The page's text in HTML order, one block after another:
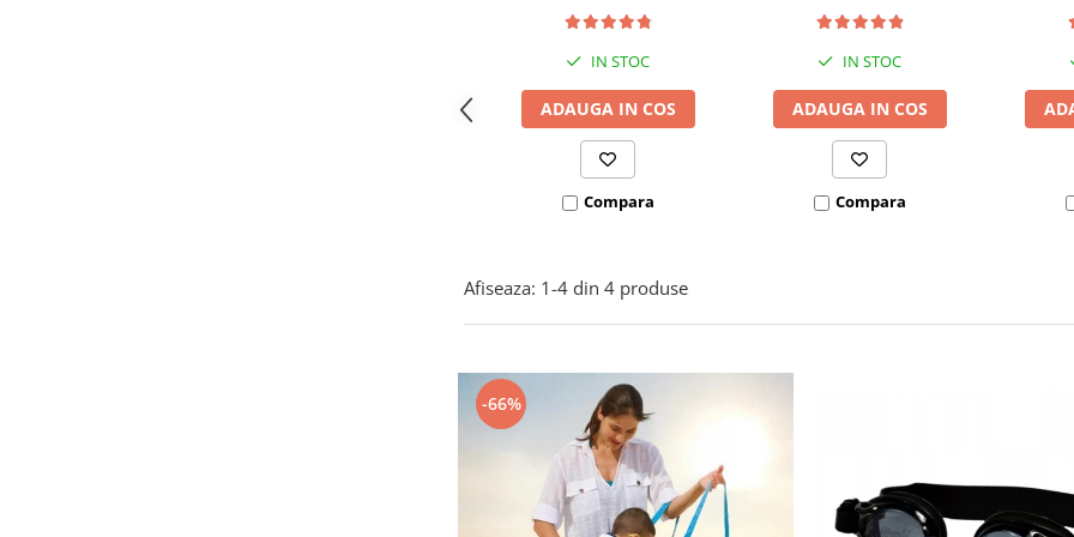
IN STOC
ADAUGA IN COS
Compara
IN STOC
ADAUGA IN COS
Compara
Afiseaza: 1-4 din 4 produse
-66%